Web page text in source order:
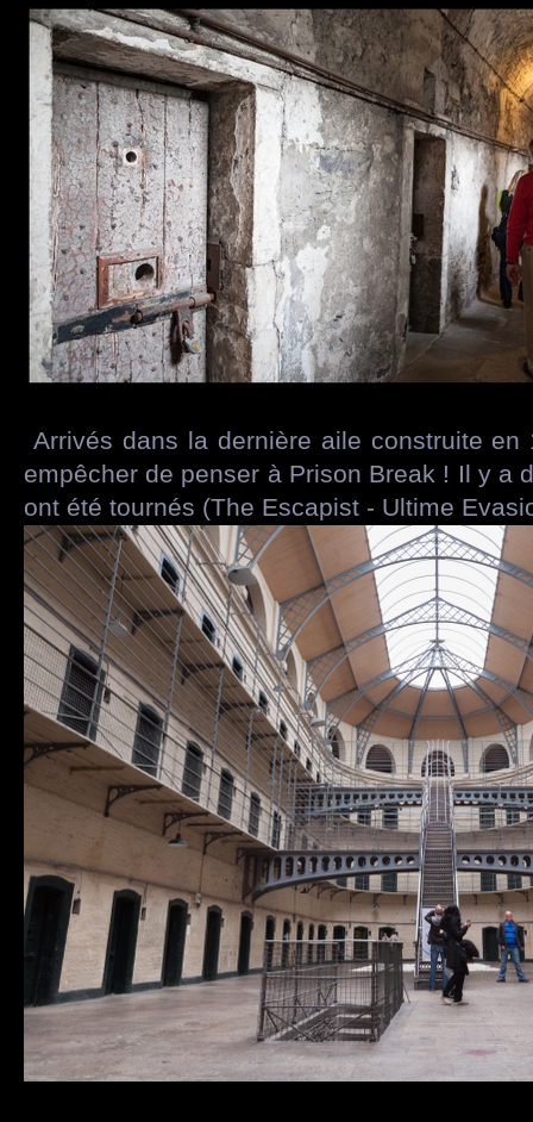
Arrivés dans la dernière aile construite
empêcher de penser à Prison Break ! Il y a
ont été tournés (The Escapist - Ultime